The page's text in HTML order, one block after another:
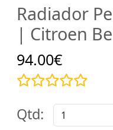
Radiador
| Citroen
94.00€
Qtd: